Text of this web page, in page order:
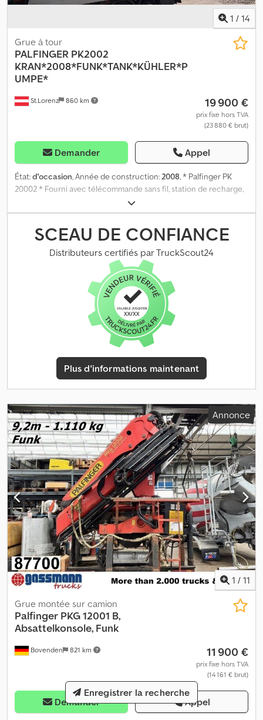
1 / 14
St.Lorenz 860 km
Grue à tour
PALFINGER PK2002
KRAN*2008*FUNK*TANK*KÜHLER*P
UMPE*
19 900 €
prix fixe hors TVA
(23 880 € brut)
Demander Appel
État:d'occasion, Année de construction:2008, * Palfinger PK
20002 * Fourni avec télécommande sans fil, station de recharge,
pompe, refroidisseur, réservoir d’huile. * Année de fabrication :
2008 * Toutes les informations sont données sans garantie. *
Erreurs et ventes intermédiaires réservées. Dcsdpjzqiupsfx An
SCEAU DE CONFIANCE
Distributeurs certifiés par TruckScout24
Plus d'informations maintenant
Annonce
1 / 11
Bovenden 821 km
Grue montée sur camion
Palfinger PKG 12001 B,
Absattelkonsole, Funk
11 900 €
prix fixe hors TVA
(14 161 € brut)
Demander Appel
Enregistrer la recherche